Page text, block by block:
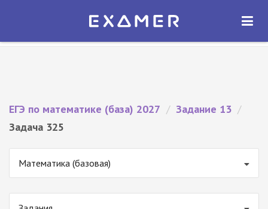
Экзамер — ЕГЭ 2027
ОТКРЫТЬ
ЕГЭ по математике (база) 2027 / Задание 13 /
Задача 325
Математика (базовая)